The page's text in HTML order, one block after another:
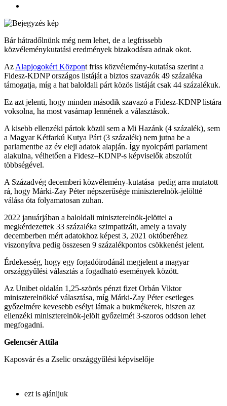
Bár hátradőlnünk még nem lehet, de a legfrissebb
közvéleménykutatási eredmények bizakodásra adnak okot.
Az Alapjogokért Központ friss közvélemény-kutatása szerint a
Fidesz-KDNP országos listáját a biztos szavazók 49 százaléka
támogatja, míg a hat baloldali párt közös listáját csak 44 százalékuk.
Ez azt jelenti, hogy minden második szavazó a Fidesz-KDNP listára
voksolna, ha most vasárnap lennének a választások.
A kisebb ellenzéki pártok közül sem a Mi Hazánk (4 százalék), sem
a Magyar Kétfarkú Kutya Párt (3 százalék) nem jutna be a
parlamentbe az év eleji adatok alapján. Így nyolcpárti parlament
alakulna, vélhetően a Fidesz–KDNP-s képviselők abszolút
többségével.
A Századvég decemberi közvélemény-kutatása pedig arra mutatott
rá, hogy Márki-Zay Péter népszerűsége miniszterelnök-jelöltté
válása óta folyamatosan zuhan.
2022 januárjában a baloldali miniszterelnök-jelöttel a
megkérdezettek 33 százaléka szimpatizált, amely a tavaly
decemberben mért adatokhoz képest 3, 2021 októberéhez
viszonyítva pedig összesen 9 százalékpontos csökkenést jelent.
Érdekesség, hogy egy fogadóirodánál megjelent a magyar
országgyűlési választás a fogadható események között.
Az Unibet oldalán 1,25-szörös pénzt fizet Orbán Viktor
miniszterelnökké választása, míg Márki-Zay Péter esetleges
győzelmére kevesebb esélyt látnak a bukmékerek, hiszen az
ellenzéki miniszterelnök-jelölt győzelmét 3-szoros oddson lehet
megfogadni.
Gelencsér Attila
Kaposvár és a Zselic országgyűlési képviselője
ezt is ajánljuk